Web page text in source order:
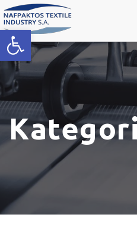
Open toolbar